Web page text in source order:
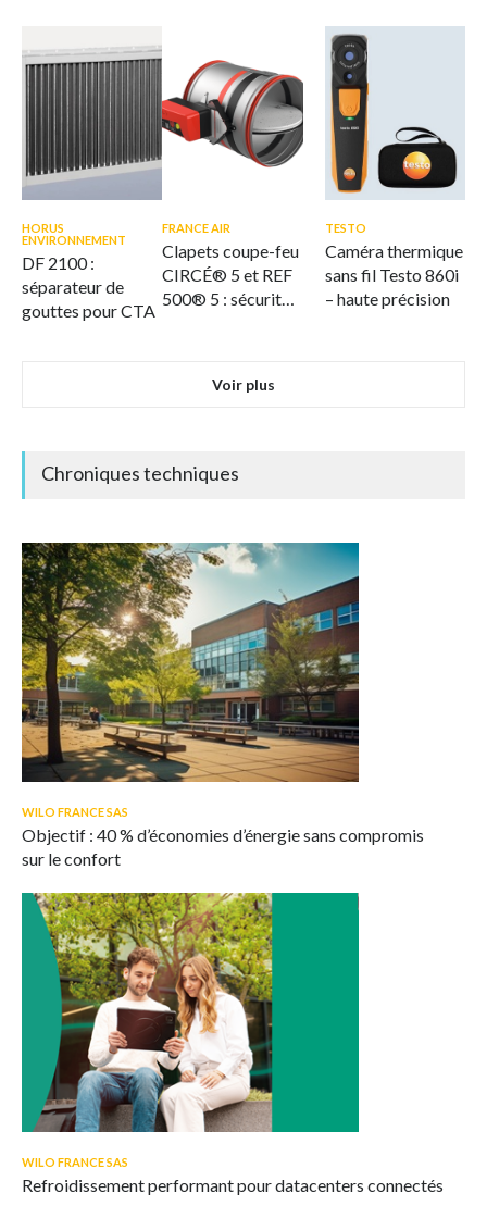
de l'air
HORUS
ENVIRONNEMENT
DF 2100 :
séparateur de
gouttes pour CTA
FRANCE AIR
Clapets coupe-feu
CIRCÉ® 5 et REF
500® 5 : sécurité
TESTO
Caméra thermique
sans fil Testo 860i
– haute précision
Voir plus
Chroniques techniques
WILO FRANCE SAS
Objectif : 40 % d’économies d’énergie sans compromis
sur le confort
WILO FRANCE SAS
Refroidissement performant pour datacenters connectés